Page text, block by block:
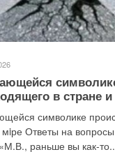
в стране
символике
мiре Ответы на
раньше вы как-